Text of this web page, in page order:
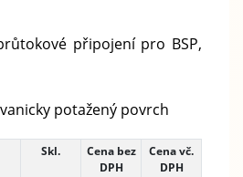
připojení pro BSP,
potažený povrch
Skl.
Cena bez
DPH
Cena vč.
DPH